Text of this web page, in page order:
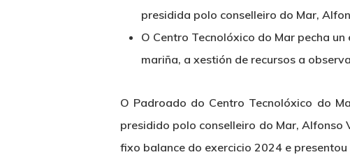
presidida polo conselleiro do Mar,
O Centro Tecnolóxico do Mar pecha
mariña, a xestión de recursos a
O Padroado do Centro Tecnolóxico do
presidido polo conselleiro do Mar, Alfonso
fixo balance do exercicio 2024 e